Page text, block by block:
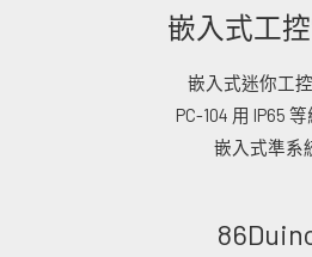
嵌入式工
嵌入式迷你工
PC-104 用 IP65
嵌入式準系